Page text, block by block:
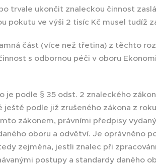
trvale ukončit znaleckou činnost
pokutu ve výši 2 tisíc Kč musel tudíž
část (více než třetina) z těchto
s odbornou péči v oboru
je podle § 35 odst. 2 znaleckého
ještě podle již zrušeného zákona z
zákonem, právními předpisy
oboru a odvětví. Je oprávněno
zejména, jestli znalec při
postupy a standardy daného